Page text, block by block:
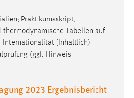
Praktikumsskript,
thermodynamische Tabellen auf
Internationalität (Inhaltlich)
(ggf. Hinweis
2023 Ergebnisbericht